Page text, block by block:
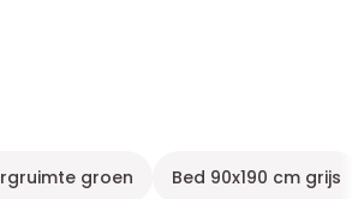
groen Bed 90x190 cm grijs